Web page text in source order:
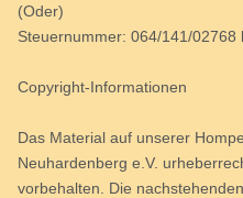
(Oder)
Steuernummer: 064/141/
Copyright-Informationen
Das Material auf unserer
Neuhardenberg e.V.
vorbehalten. Die